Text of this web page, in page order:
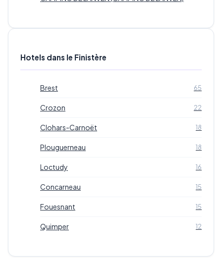
Hotels dans le Finistère
Brest 65
Crozon 22
Clohars-Carnoët 18
Plouguerneau 18
Loctudy 16
Concarneau 15
Fouesnant 15
Quimper 12